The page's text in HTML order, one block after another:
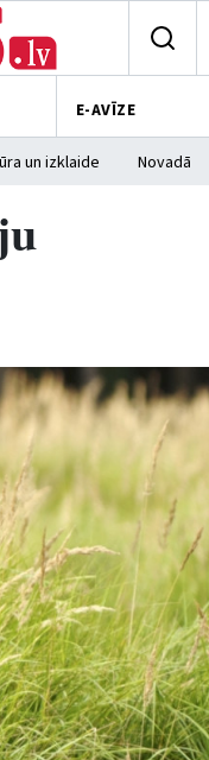
E-AVĪZE
un izklaide Novadā